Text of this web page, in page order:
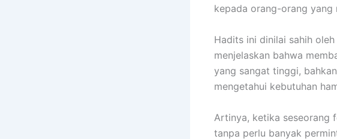
kepada orang-orang yang
Hadits ini dinilai sahih
menjelaskan bahwa
yang sangat tinggi,
mengetahui kebutuhan
Artinya, ketika seseorang
tanpa perlu banyak